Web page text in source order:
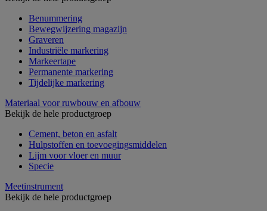
Benummering
Bewegwijzering magazijn
Graveren
Industriële markering
Markeertape
Permanente markering
Tijdelijke markering
Materiaal voor ruwbouw en afbouw
Bekijk de hele productgroep
Cement, beton en asfalt
Hulpstoffen en toevoegingsmiddelen
Lijm voor vloer en muur
Specie
Meetinstrument
Bekijk de hele productgroep